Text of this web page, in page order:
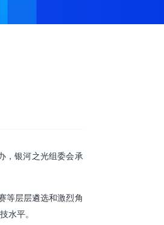
，银河之光组委会承
等层层遴选和激烈角
水平。